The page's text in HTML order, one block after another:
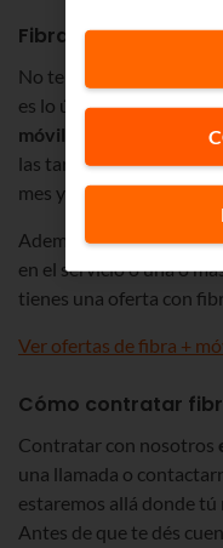
Fibra y móvil en
No te vamos a
es lo único que
móvil con gigas
las tarifas de datos. De
mes y te vendrá todo en
Además, puedes
en el servicio o una o
tienes una oferta con
Ver ofertas de fibra +
Cómo contratar
Contratar con nosotros
una llamada o
estaremos allá donde tú
Antes de que te dés